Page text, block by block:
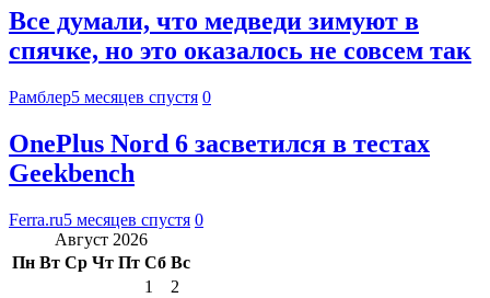
Все думали, что медведи зимуют в
спячке, но это оказалось не совсем так
Рамблер5 месяцев спустя 0
OnePlus Nord 6 засветился в тестах
Geekbench
Ferra.ru5 месяцев спустя 0
Август 2026
Пн Вт Ср Чт Пт Сб Вс
1
2